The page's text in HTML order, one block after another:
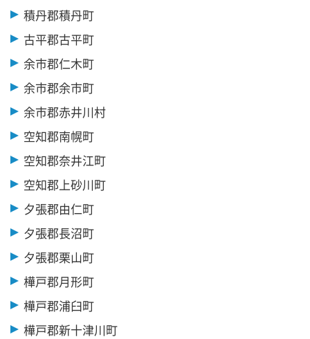
積丹郡積丹町
古平郡古平町
余市郡仁木町
余市郡余市町
余市郡赤井川村
空知郡南幌町
空知郡奈井江町
空知郡上砂川町
夕張郡由仁町
夕張郡長沼町
夕張郡栗山町
樺戸郡月形町
樺戸郡浦臼町
樺戸郡新十津川町